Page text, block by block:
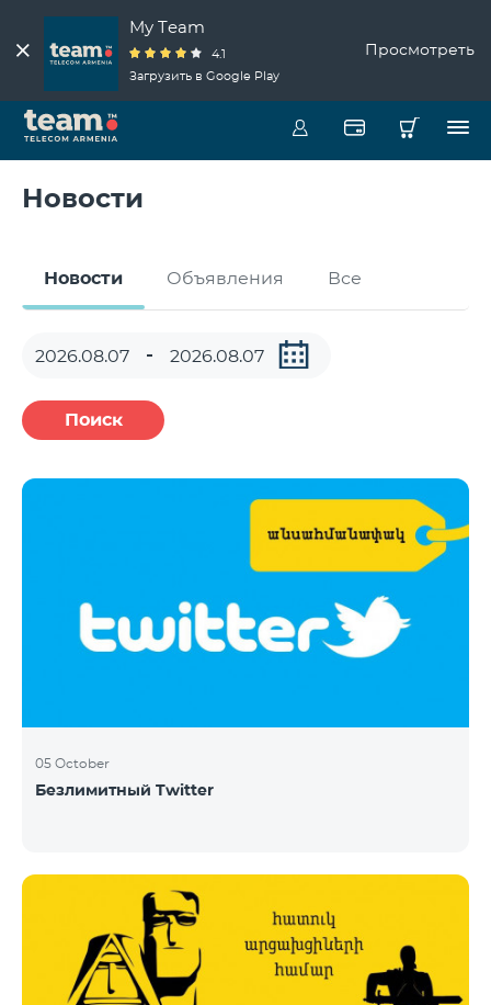
My Team
4.1
Загрузить в Google Play
Просмотреть
Новости
Новости Объявления Все
Поиск
05 October
Безлимитный Twitter